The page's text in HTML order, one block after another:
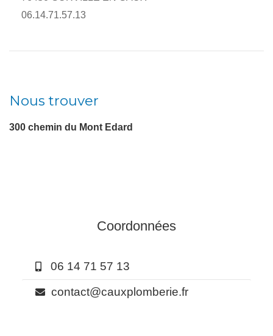
06.14.71.57.13
Nous trouver
300 chemin du Mont Edard
Coordonnées
06 14 71 57 13
contact@cauxplomberie.fr